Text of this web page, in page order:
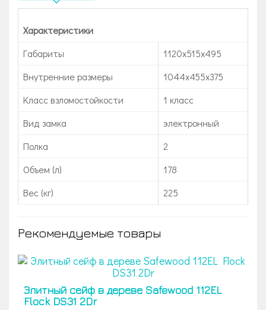
Характеристики
Габариты
1120х515х495
Внутренние размеры
1044х455х375
Класс взломостойкости
1 класс
Вид замка
электронный
Полка
2
Объем (л)
178
Вес (кг)
225
Рекомендуемые товары
Элитный сейф в дереве Safewood 112EL
Flock DS31 2Dr